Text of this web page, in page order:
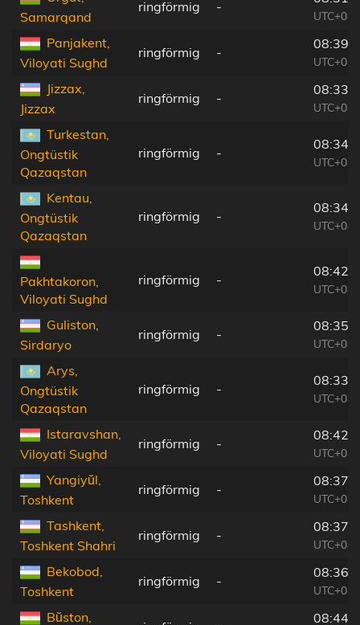
Samarqand
ringförmig -
Panjakent,
Viloyati Sughd
ringförmig -
Jizzax,
Jizzax
ringförmig -
Turkestan,
Ongtüstik
Qazaqstan
ringförmig -
Kentau,
Ongtüstik
Qazaqstan
ringförmig -
Pakhtakoron,
Viloyati Sughd
ringförmig -
Guliston,
Sirdaryo
ringförmig -
Arys,
Ongtüstik
Qazaqstan
ringförmig -
Istaravshan,
Viloyati Sughd
ringförmig -
Yangiyŭl,
Toshkent
ringförmig -
Tashkent,
Toshkent Shahri
ringförmig -
Bekobod,
Toshkent
ringförmig -
Bŭston,